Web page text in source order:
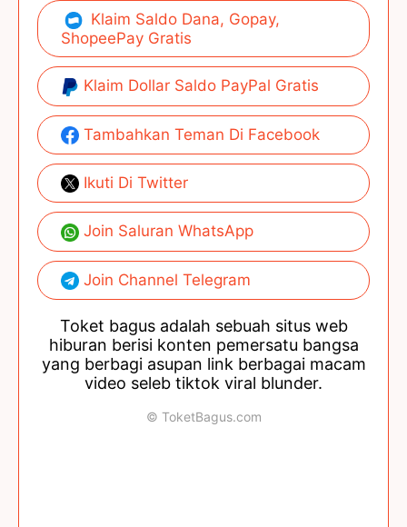
Klaim Saldo Dana, Gopay,
ShopeePay Gratis
Klaim Dollar Saldo PayPal Gratis
Tambahkan Teman Di Facebook
Ikuti Di Twitter
Join Saluran WhatsApp
Join Channel Telegram
Toket bagus adalah sebuah situs web
hiburan berisi konten pemersatu bangsa
yang berbagi asupan link berbagai macam
video seleb tiktok viral blunder.
© ToketBagus.com